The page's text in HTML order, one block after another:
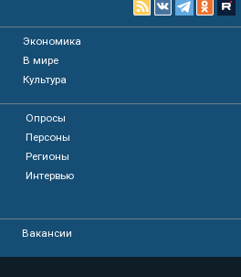
Экономика
В мире
Культура
Опросы
Персоны
Регионы
Интервью
Вакансии